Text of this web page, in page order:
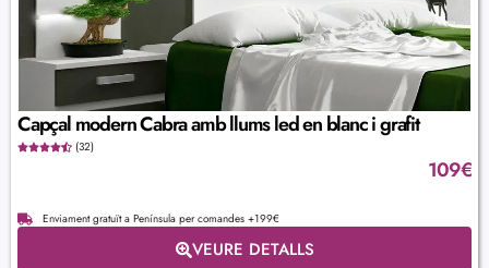
Capçal modern Cabra amb llums led en blanc i grafit
(32)
109€
Enviament gratuït a Península per comandes +199€
VEURE DETALLS